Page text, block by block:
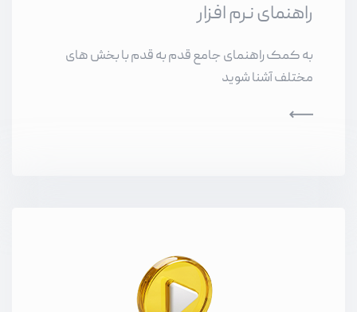
راهنمای نرم افزار
به کمک راهنمای جامع قدم به قدم با بخش های
مختلف آشنا شوید